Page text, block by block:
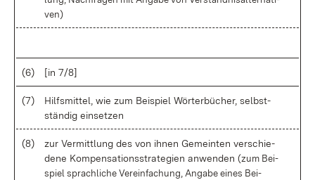
ven)
(6) [in 7/8]
(7)
Hilfs­mit­tel, wie zum Bei­spiel Wör­ter­bü­cher, selbst­
stän­dig ein­set­zen
(8)
zur Ver­mitt­lung des von ih­nen Ge­mein­ten ver­schie­
de­ne Kom­pen­sa­ti­ons­stra­te­gi­en an­wen­den (zum Bei­
spiel sprach­li­che Ver­ein­fa­chung, An­ga­be ei­nes Bei­